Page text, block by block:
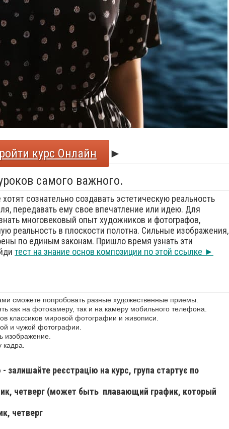
курс Онлайн
►
самого важного.
сознательно создавать эстетическую реальность
передавать ему свое впечатление или идею. Для
многовековый опыт художников и фотографов,
реальность в плоскости полотна. Сильные изображения,
по единым законам. Пришло время узнать эти
тест на знание основ композиции по этой ссылке ►
сможете попробовать разные художественные приемы.
как на фотокамеру, так и на камеру мобильного телефона.
классиков мировой фотографии и живописи.
и чужой фотографии.
изображение.
кадра.
залишайте реєстрацію на курс, група стартує по
четверг (может быть плавающий график, который
четверг